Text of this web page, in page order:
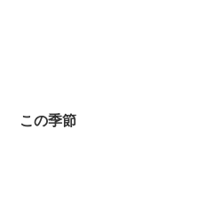
この季節